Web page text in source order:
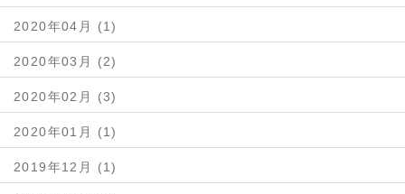
2020年04月 (1)
2020年03月 (2)
2020年02月 (3)
2020年01月 (1)
2019年12月 (1)